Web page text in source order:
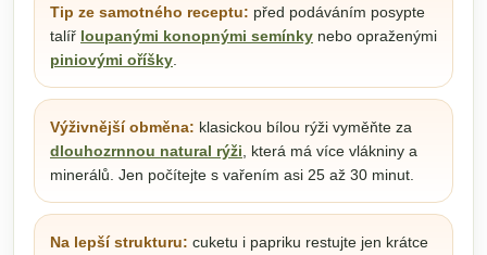
Tip ze samotného receptu: před podáváním posypte
talíř loupanými konopnými semínky nebo opraženými
piniovými oříšky
Výživnější obměna: klasickou bílou rýži vyměňte za
dlouhozrnnou natural rýži , která má více vlákniny a
minerálů. Jen počítejte s vařením asi 25 až 30 minut.
Na lepší strukturu: cuketu i papriku restujte jen krátce